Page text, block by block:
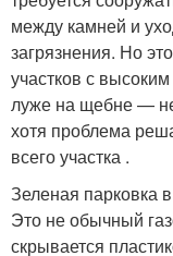
между камней и
загрязнения. Но
участков с
луже на щебне —
хотя проблема
всего участка .
Зеленая парковка
Это не обычный
скрывается